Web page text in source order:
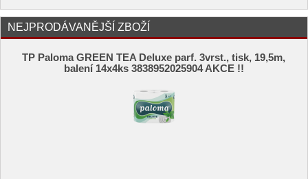
NEJPRODÁVANĚJŠÍ ZBOŽÍ
TP Paloma GREEN TEA Deluxe parf. 3vrst., tisk, 19,5m,
balení 14x4ks 3838952025904 AKCE !!